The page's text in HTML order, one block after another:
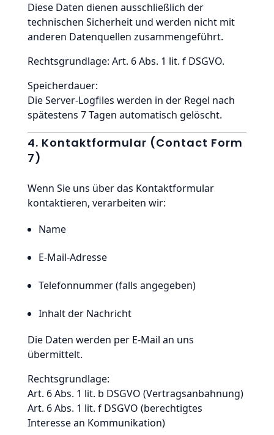
Diese Daten dienen ausschließlich der
technischen Sicherheit und werden nicht mit
anderen Datenquellen zusammengeführt.
Rechtsgrundlage: Art. 6 Abs. 1 lit. f DSGVO.
Speicherdauer:
Die Server-Logfiles werden in der Regel nach
spätestens 7 Tagen automatisch gelöscht.
4. Kontaktformular (Contact Form
7)
Wenn Sie uns über das Kontaktformular
kontaktieren, verarbeiten wir:
Name
E-Mail-Adresse
Telefonnummer (falls angegeben)
Inhalt der Nachricht
Die Daten werden per E-Mail an uns
übermittelt.
Rechtsgrundlage:
Art. 6 Abs. 1 lit. b DSGVO (Vertragsanbahnung)
Art. 6 Abs. 1 lit. f DSGVO (berechtigtes
Interesse an Kommunikation)